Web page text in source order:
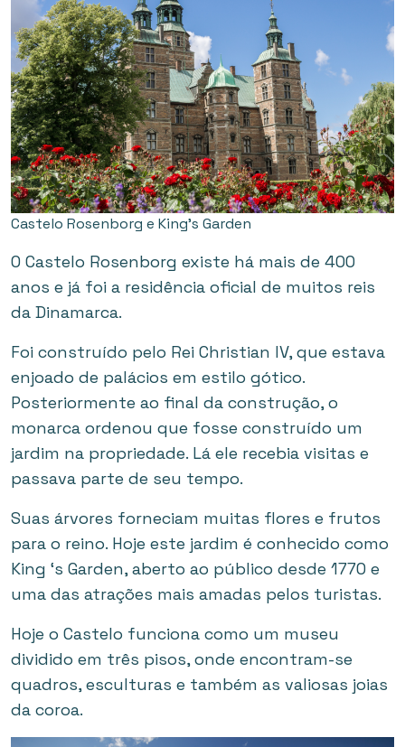
Castelo Rosenborg e King’s Garden
O Castelo Rosenborg existe há mais de 400
anos e já foi a residência oficial de muitos reis
da Dinamarca.
Foi construído pelo Rei Christian IV, que estava
enjoado de palácios em estilo gótico.
Posteriormente ao final da construção, o
monarca ordenou que fosse construído um
jardim na propriedade. Lá ele recebia visitas e
passava parte de seu tempo.
Suas árvores forneciam muitas flores e frutos
para o reino. Hoje este jardim é conhecido como
King ‘s Garden, aberto ao público desde 1770 e
uma das atrações mais amadas pelos turistas.
Hoje o Castelo funciona como um museu
dividido em três pisos, onde encontram-se
quadros, esculturas e também as valiosas joias
da coroa.